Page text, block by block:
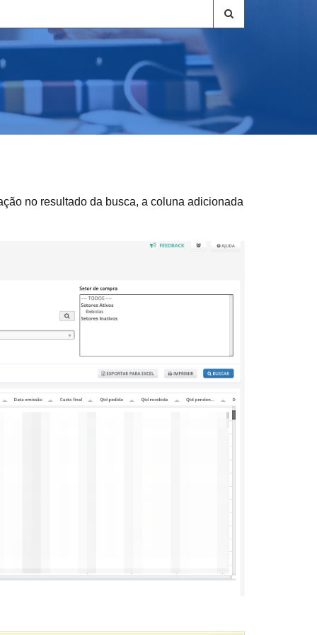
no resultado da busca, a coluna adicionada